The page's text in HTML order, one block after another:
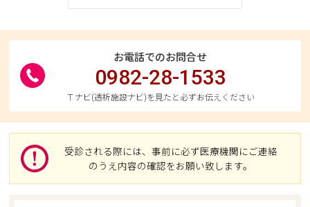
お電話でのお問合せ
0982-28-1533
Ｔナビ(透析施設ナビ)を見たと必ずお伝えください
受診される際には、事前に必ず医療機関にご連絡
のうえ内容の確認をお願い致します。